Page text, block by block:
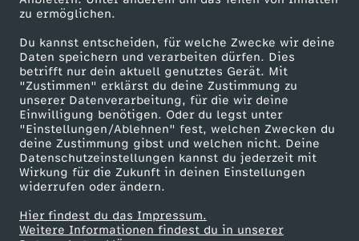
zu ermöglichen.
Du kannst entscheiden, für welche Zwecke wir deine
Daten speichern und verarbeiten dürfen. Dies
betrifft nur dein aktuell genutztes Gerät. Mit
"Zustimmen" erklärst du deine Zustimmung zu
unserer Datenverarbeitung, für die wir deine
Einwilligung benötigen. Oder du legst unter
"Einstellungen/Ablehnen" fest, welchen Zwecken du
deine Zustimmung gibst und welchen nicht. Deine
Datenschutzeinstellungen kannst du jederzeit mit
Wirkung für die Zukunft in deinen Einstellungen
widerrufen oder ändern.
Hier findest du das Impressum.
Weitere Informationen findest du in unserer
ZDF goes Schule
Werbefernsehen
Mainzelmännchen
Partner